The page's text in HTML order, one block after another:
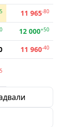
11 965-80
12 000+50
11 960-40